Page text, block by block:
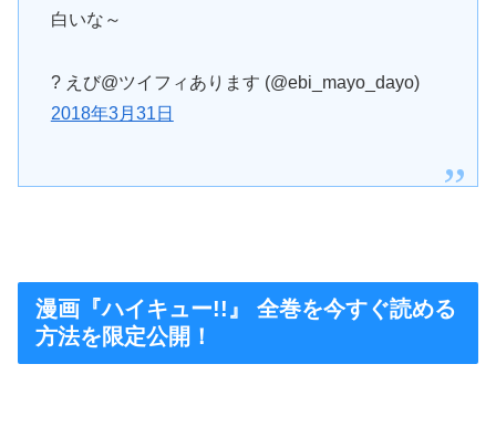
白いな～
? えび@ツイフィあります (@ebi_mayo_dayo)
2018年3月31日
漫画『ハイキュー!!』 全巻を今すぐ読める
方法を限定公開！